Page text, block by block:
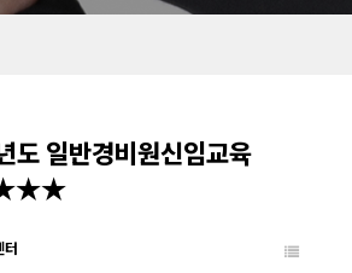
일반경비원신임교육
★★★
터